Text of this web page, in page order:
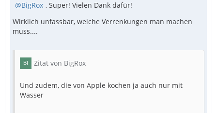
BigRox , Super! Vielen Dank dafür!
Wirklich unfassbar, welche Verrenkungen man machen
muss....
Zitat von BigRox
Und zudem, die von Apple kochen ja auch nur mit
Wasser